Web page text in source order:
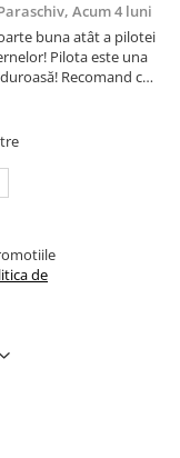
pentru
materiale textile.
achizitionati
Acum 4 luni
buna atât a pilotei
Pilota este una
Recomand cu
de